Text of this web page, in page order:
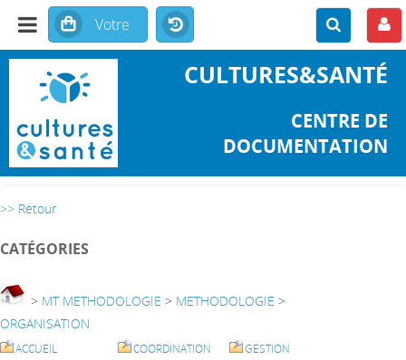
CULTURES&SANTÉ
CENTRE DE
DOCUMENTATION
>> Retour
CATÉGORIES
> MT METHODOLOGIE > METHODOLOGIE >
ORGANISATION
ACCUEIL COORDINATION GESTION